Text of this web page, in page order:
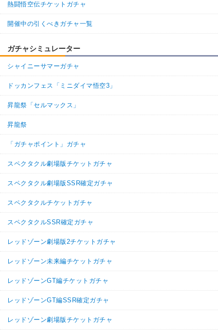
熱闘悟空伝チケットガチャ
開催中の引くべきガチャ一覧
ガチャシミュレーター
シャイニーサマーガチャ
ドッカンフェス「ミニダイマ悟空3」
昇龍祭「セルマックス」
昇龍祭
「ガチャポイント」ガチャ
スペクタクル劇場版チケットガチャ
スペクタクル劇場版SSR確定ガチャ
スペクタクルチケットガチャ
スペクタクルSSR確定ガチャ
レッドゾーン劇場版2チケットガチャ
レッドゾーン未来編チケットガチャ
レッドゾーンGT編チケットガチャ
レッドゾーンGT編SSR確定ガチャ
レッドゾーン劇場版チケットガチャ